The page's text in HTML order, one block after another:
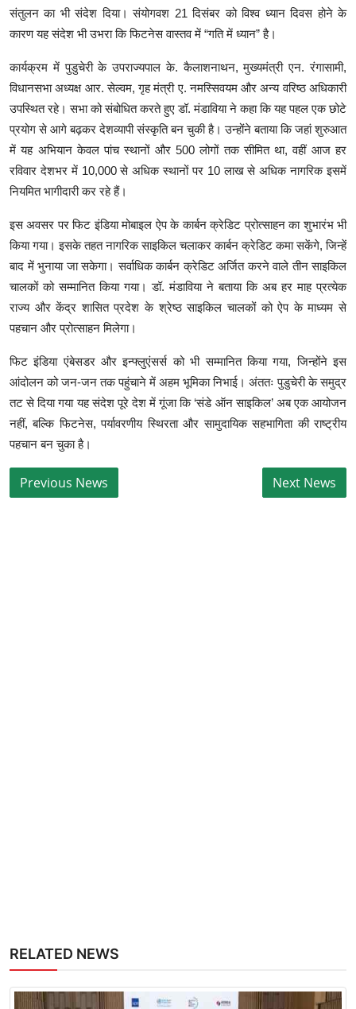
संतुलन का भी संदेश दिया। संयोगवश 21 दिसंबर को विश्व ध्यान दिवस होने के
कारण यह संदेश भी उभरा कि फिटनेस वास्तव में “गति में ध्यान” है।
कार्यक्रम में पुडुचेरी के उपराज्यपाल के. कैलाशनाथन, मुख्यमंत्री एन. रंगासामी,
विधानसभा अध्यक्ष आर. सेल्वम, गृह मंत्री ए. नमस्सिवयम और अन्य वरिष्ठ अधिकारी
उपस्थित रहे। सभा को संबोधित करते हुए डॉ. मंडाविया ने कहा कि यह पहल एक छोटे
प्रयोग से आगे बढ़कर देशव्यापी संस्कृति बन चुकी है। उन्होंने बताया कि जहां शुरुआत
में यह अभियान केवल पांच स्थानों और 500 लोगों तक सीमित था, वहीं आज हर
रविवार देशभर में 10,000 से अधिक स्थानों पर 10 लाख से अधिक नागरिक इसमें
नियमित भागीदारी कर रहे हैं।
इस अवसर पर फिट इंडिया मोबाइल ऐप के कार्बन क्रेडिट प्रोत्साहन का शुभारंभ भी
किया गया। इसके तहत नागरिक साइकिल चलाकर कार्बन क्रेडिट कमा सकेंगे, जिन्हें
बाद में भुनाया जा सकेगा। सर्वाधिक कार्बन क्रेडिट अर्जित करने वाले तीन साइकिल
चालकों को सम्मानित किया गया। डॉ. मंडाविया ने बताया कि अब हर माह प्रत्येक
राज्य और केंद्र शासित प्रदेश के श्रेष्ठ साइकिल चालकों को ऐप के माध्यम से
पहचान और प्रोत्साहन मिलेगा।
फिट इंडिया एंबेसडर और इन्फ्लुएंसर्स को भी सम्मानित किया गया, जिन्होंने इस
आंदोलन को जन-जन तक पहुंचाने में अहम भूमिका निभाई। अंततः पुडुचेरी के समुद्र
तट से दिया गया यह संदेश पूरे देश में गूंजा कि ‘संडे ऑन साइकिल’ अब एक आयोजन
नहीं, बल्कि फिटनेस, पर्यावरणीय स्थिरता और सामुदायिक सहभागिता की राष्ट्रीय
पहचान बन चुका है।
RELATED NEWS